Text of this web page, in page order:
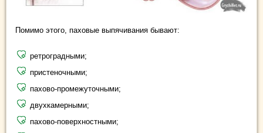
Помимо этого, паховые выпячивания бывают:
ретроградными;
пристеночными;
пахово-промежуточными;
двухкамерными;
пахово-поверхностными;